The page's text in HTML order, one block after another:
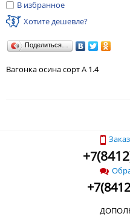
В избранное
Хотите дешевле?
Поделиться…
Вагонка осина сорт А 1.4
+7(
+7(